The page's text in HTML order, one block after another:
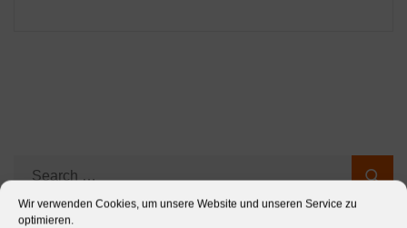
Wir verwenden Cookies, um unsere Website und unseren Service zu
optimieren.